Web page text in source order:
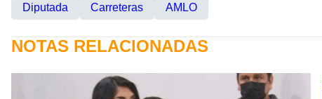
Diputada Carreteras AMLO
NOTAS RELACIONADAS